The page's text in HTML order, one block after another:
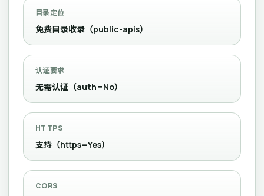
目录定位
免费目录收录（public-apis）
认证要求
无需认证（auth=No）
HTTPS
支持（https=Yes）
CORS